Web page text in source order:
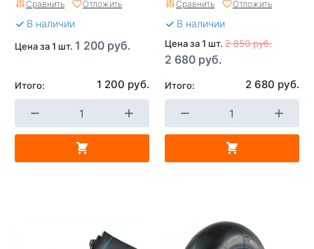
Сравнить Отложить
В наличии
Цена за 1 шт. 1 200 руб.
Итого: 1 200 руб.
Сравнить Отложить
В наличии
Цена за 1 шт. 2 850 руб.
2 680 руб.
Итого: 2 680 руб.